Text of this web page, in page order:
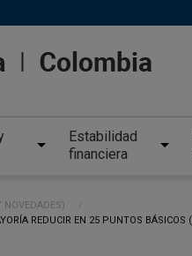
Estabilidad
financiera
REDUCIR EN 25 PUNTOS